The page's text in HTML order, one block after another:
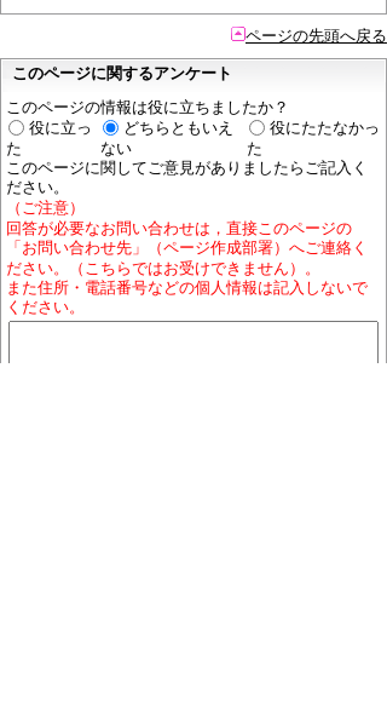
ページの先頭へ戻る
このページに関するアンケート
このページの情報は役に立ちましたか？
役に立っ
た
どちらともいえ
ない
役にたたなかっ
た
このページに関してご意見がありましたらご記入く
ださい。
（ご注意）
回答が必要なお問い合わせは，直接このページの
「お問い合わせ先」（ページ作成部署）へご連絡く
ださい。（こちらではお受けできません）。
また住所・電話番号などの個人情報は記入しないで
ください。